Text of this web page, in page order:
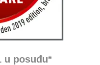
u posuđu*